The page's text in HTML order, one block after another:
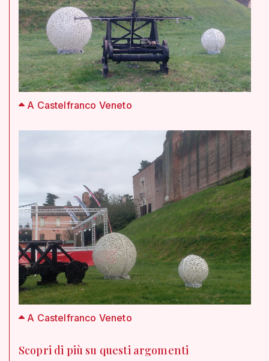
A Castelfranco Veneto
A Castelfranco Veneto
Scopri di più su questi argomenti